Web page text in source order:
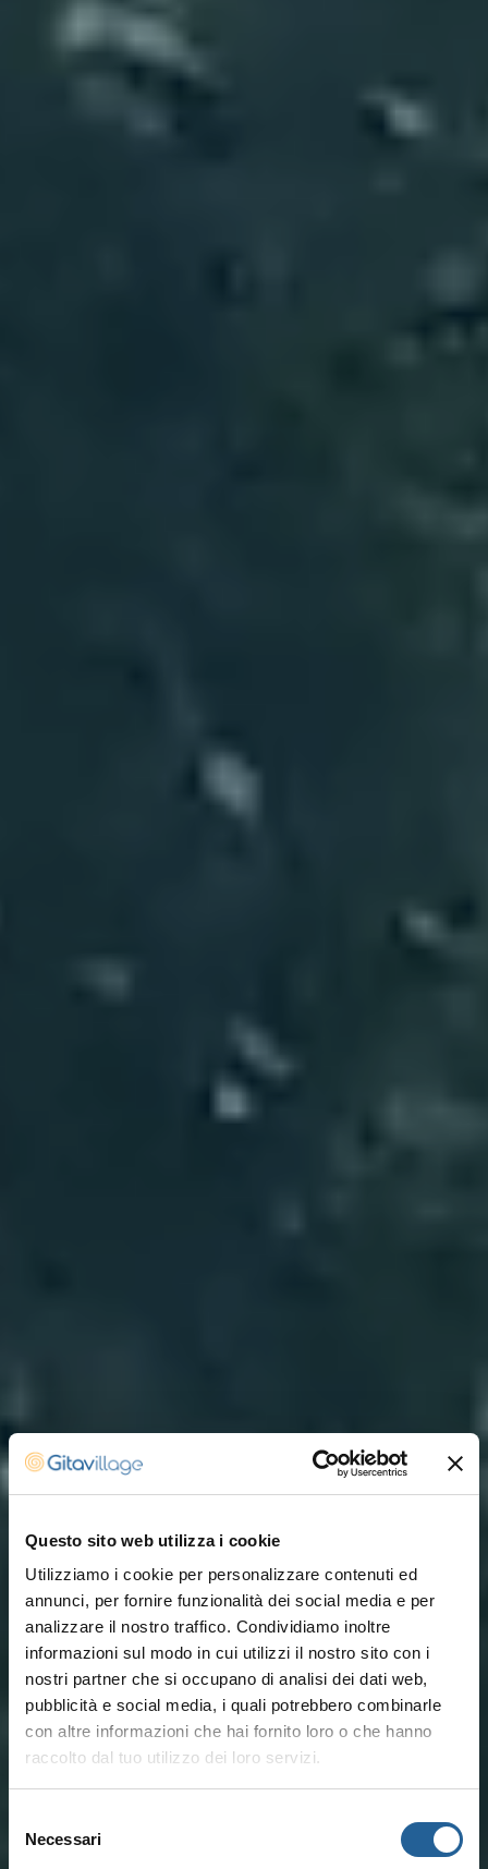
Questo sito web utilizza i cookie
Utilizziamo i cookie per personalizzare contenuti ed
annunci, per fornire funzionalità dei social media e per
analizzare il nostro traffico. Condividiamo inoltre
informazioni sul modo in cui utilizzi il nostro sito con i
nostri partner che si occupano di analisi dei dati web,
pubblicità e social media, i quali potrebbero combinarle
con altre informazioni che hai fornito loro o che hanno
raccolto dal tuo utilizzo dei loro servizi.
delNecessari